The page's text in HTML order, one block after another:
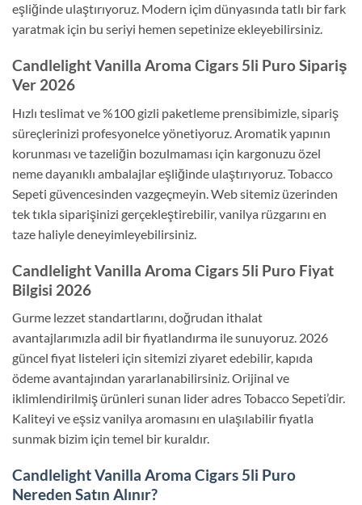
eşliğinde ulaştırıyoruz. Modern içim dünyasında tatlı bir fark
yaratmak için bu seriyi hemen sepetinize ekleyebilirsiniz.
Candlelight Vanilla Aroma Cigars 5li Puro Sipariş
Ver 2026
Hızlı teslimat ve %100 gizli paketleme prensibimizle, sipariş
süreçlerinizi profesyonelce yönetiyoruz. Aromatik yapının
korunması ve tazeliğin bozulmaması için kargonuzu özel
neme dayanıklı ambalajlar eşliğinde ulaştırıyoruz. Tobacco
Sepeti güvencesinden vazgeçmeyin. Web sitemiz üzerinden
tek tıkla siparişinizi gerçekleştirebilir, vanilya rüzgarını en
taze haliyle deneyimleyebilirsiniz.
Candlelight Vanilla Aroma Cigars 5li Puro Fiyat
Bilgisi 2026
Gurme lezzet standartlarını, doğrudan ithalat
avantajlarımızla adil bir fiyatlandırma ile sunuyoruz. 2026
güncel fiyat listeleri için sitemizi ziyaret edebilir, kapıda
ödeme avantajından yararlanabilirsiniz. Orijinal ve
iklimlendirilmiş ürünleri sunan lider adres Tobacco Sepeti’dir.
Kaliteyi ve eşsiz vanilya aromasını en ulaşılabilir fiyatla
sunmak bizim için temel bir kuraldır.
Candlelight Vanilla Aroma Cigars 5li Puro
Nereden Satın Alınır?